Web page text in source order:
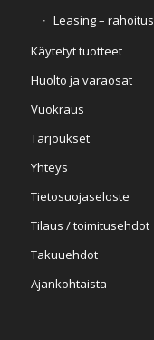
Leasing – rahoitus
Käytetyt tuotteet
Huolto ja varaosat
Vuokraus
Tarjoukset
Yhteys
Tietosuojaseloste
Tilaus / toimitusehdot
Takuuehdot
Ajankohtaista